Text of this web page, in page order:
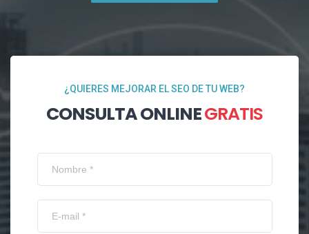
¿QUIERES MEJORAR EL SEO DE TU WEB?
CONSULTA ONLINEGRATIS